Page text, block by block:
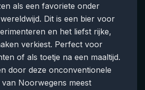
als een favoriete onder
Dit is een bier voor
en het liefst rijke,
verkiest. Perfect voor
of als toetje na een maaltijd.
door deze onconventionele
Noorwegens meest